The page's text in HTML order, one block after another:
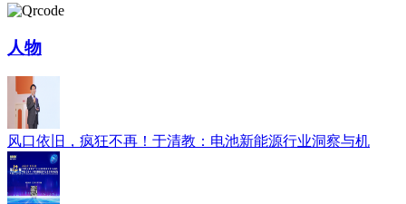
人物
风口依旧，疯狂不再！于清教：电池新能源行业洞察与机